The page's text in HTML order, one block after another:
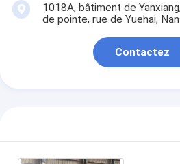
1018A, bâtiment de
de pointe, rue de Yuehai,
Contactez